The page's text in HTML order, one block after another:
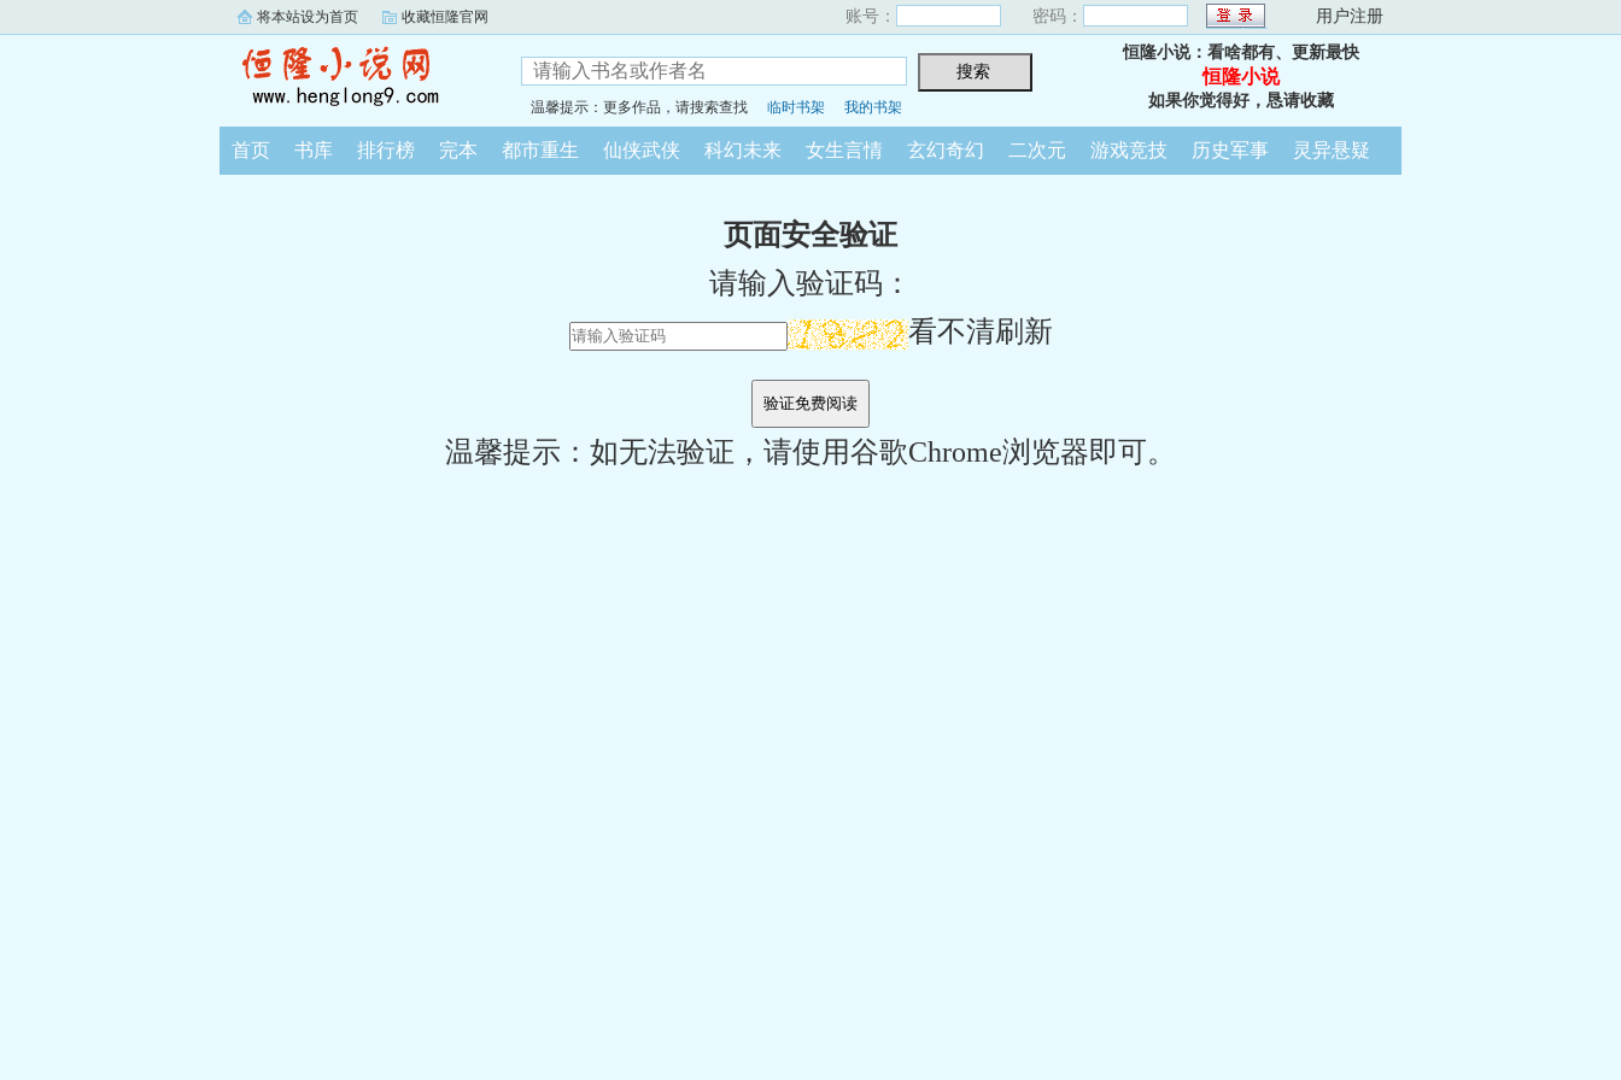
将本站设为首页 收藏恒隆官网 账号： 密码： 用户注册
温馨提示：更多作品，请搜索查找 临时书架 我的书架
恒隆小说：看啥都有、更新最快
恒隆小说
如果你觉得好，恳请收藏
首页 书库 排行榜 完本 都市重生 仙侠武侠 科幻未来 女生言情 玄幻奇幻 二次元 游戏竞技 历史军事 灵异悬疑
页面安全验证
请输入验证码：
看不清刷新
温馨提示：如无法验证，请使用谷歌Chrome浏览器即可。